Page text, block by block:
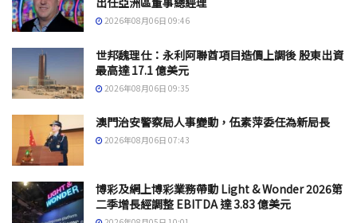
2026年08月06日 09:46
世邦魏理仕：永利阿聯酋項目造價上調後 股東出資
最高達 17.1 億美元
2026年08月06日 09:35
澳門治安警察局人事變動，伍素萍委任為新局長
2026年08月06日 07:43
博彩及網上博彩業務帶動 Light & Wonder 2026第
二季增長經調整 EBITDA 達 3.83 億美元